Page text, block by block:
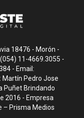
18476 - Morón -
11-4669.3055 -
- Email:
Martín Pedro Jose
Puñet Brindando
2016 - Empresa
– Prisma Medios